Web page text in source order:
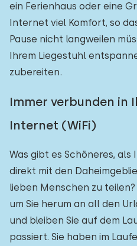
ein Ferienhaus oder eine
Internet viel Komfort, so
Pause nicht langweilen
Ihrem Liegestuhl
zubereiten.
Immer verbunden in
Internet (WiFi)
Was gibt es Schöneres,
direkt mit den
lieben Menschen zu
um Sie herum an all den
und bleiben Sie auf dem
passiert. Sie haben im